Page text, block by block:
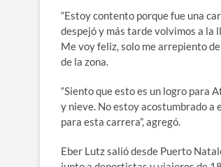
“Estoy contento porque fue una
despejó y más tarde volvimos a la
Me voy feliz, solo me arrepiento
de la zona.
“Siento que esto es un logro para
y nieve. No estoy acostumbrado
para esta carrera”, agregó.
Eber Lutz salió desde Puerto